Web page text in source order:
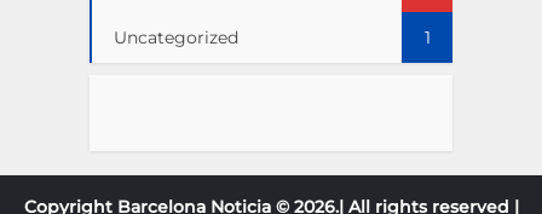
Uncategorized 1
Copyright Barcelona Noticia © 2026.| All rights reserved |